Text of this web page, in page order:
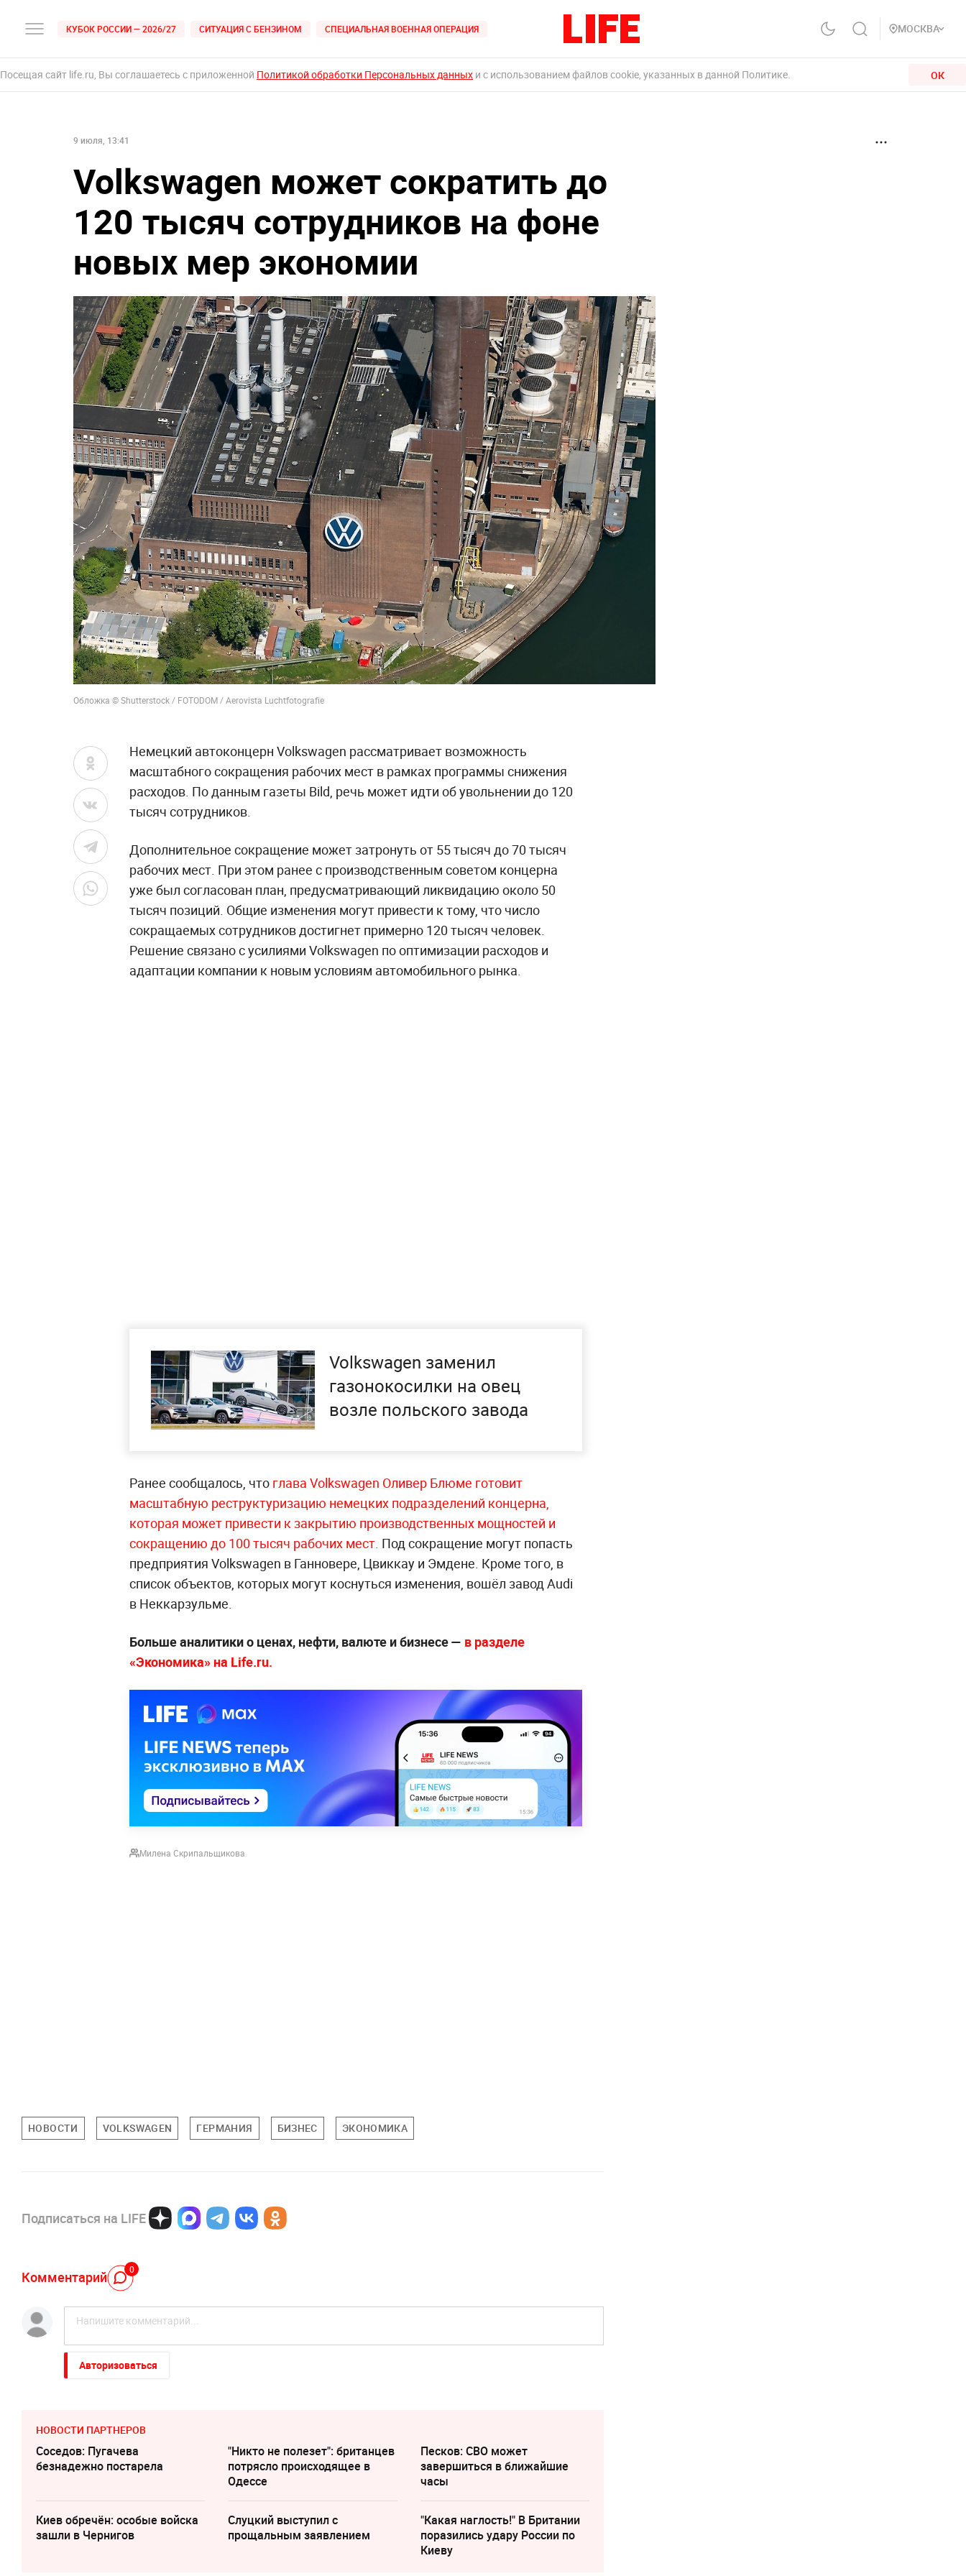
КУБОК РОССИИ — 2026/27 СИТУАЦИЯ С БЕНЗИНОМ СПЕЦИАЛЬНАЯ ВОЕННАЯ ОПЕРАЦИЯ МОСКВА
Посещая сайт life.ru, Вы соглашаетесь с приложенной Политикой обработки Персональных данных и с использованием файлов cookie, указанных в данной Политике. ОК
9 июля, 13:41
Volkswagen может сократить до
120 тысяч сотрудников на фоне
новых мер экономии
Обложка © Shutterstock / FOTODOM / Aerovista Luchtfotografie
Немецкий автоконцерн Volkswagen рассматривает возможность
масштабного сокращения рабочих мест в рамках программы снижения
расходов. По данным газеты Bild, речь может идти об увольнении до 120
тысяч сотрудников.
Дополнительное сокращение может затронуть от 55 тысяч до 70 тысяч
рабочих мест. При этом ранее с производственным советом концерна
уже был согласован план, предусматривающий ликвидацию около 50
тысяч позиций. Общие изменения могут привести к тому, что число
сокращаемых сотрудников достигнет примерно 120 тысяч человек.
Решение связано с усилиями Volkswagen по оптимизации расходов и
адаптации компании к новым условиям автомобильного рынка.
Volkswagen заменил
газонокосилки на овец
возле польского завода
Ранее сообщалось, что глава Volkswagen Оливер Блюме готовит
масштабную реструктуризацию немецких подразделений концерна,
которая может привести к закрытию производственных мощностей и
сокращению до 100 тысяч рабочих мест. Под сокращение могут попасть
предприятия Volkswagen в Ганновере, Цвиккау и Эмдене. Кроме того, в
список объектов, которых могут коснуться изменения, вошёл завод Audi
в Неккарзульме.
Больше аналитики о ценах, нефти, валюте и бизнесе — в разделе
«Экономика» на Life.ru.
Милена Скрипальщикова
НОВОСТИ VOLKSWAGEN ГЕРМАНИЯ БИЗНЕС ЭКОНОМИКА
Подписаться на LIFE
Комментарий 0
Авторизоваться
НОВОСТИ ПАРТНЕРОВ
Соседов: Пугачева
безнадежно постарела
"Никто не полезет": британцев
потрясло происходящее в
Одессе
Песков: СВО может
завершиться в ближайшие
часы
Киев обречён: особые войска
зашли в Чернигов
Слуцкий выступил с
прощальным заявлением
"Какая наглость!" В Британии
поразились удару России по
Киеву